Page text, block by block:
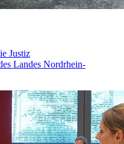
Justiz
Landes Nordrhein-